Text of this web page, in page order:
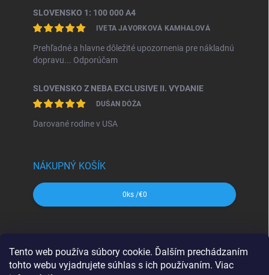
Tento web používa súbory cookie. Ďalším prechádzaním
tohto webu vyjadrujete súhlas s ich používaním. Viac
SLOVENSKO 1: 100 000 A4
IVETA JAVORKOVÁ KAMHALOVÁ
Prehľadné a hlavne dôležité upozornenia pre nákladnú
dopravu... Odporúčam
SLOVENSKO Z NEBA EXCLUSIVE II. VYDANIE
DUŠAN DÓŽA
Darované rodine v USA
NÁKUPNÝ KOŠÍK
0 ks /€0
VKÚ Harmanec
CBS Slovensko